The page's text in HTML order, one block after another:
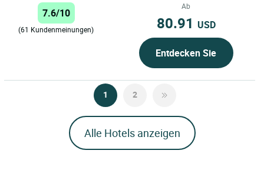
Automatikwecker...
7.6/10
(61 Kundenmeinungen)
Ab
80.91 USD
Entdecken Sie
1 2
Alle Hotels anzeigen